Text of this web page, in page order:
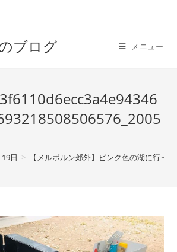
ブログ メニュー
19日 > 【メルボルン郊外】ピンク色の湖に行っ